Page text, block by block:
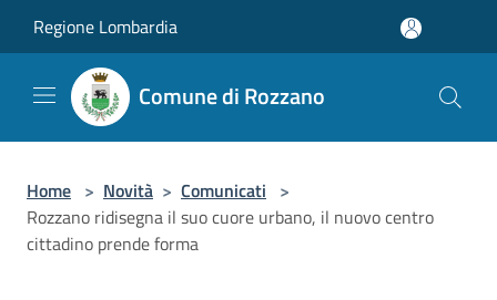
Regione Lombardia
Comune di Rozzano
Home > Novità > Comunicati >
Rozzano ridisegna il suo cuore urbano, il nuovo centro
cittadino prende forma